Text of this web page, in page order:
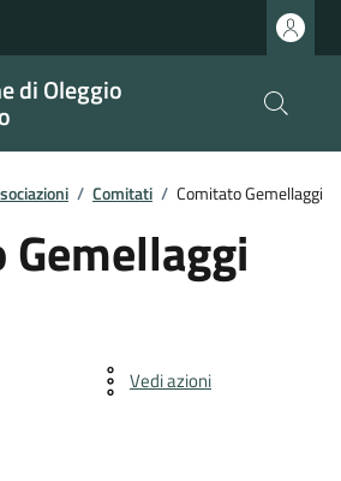
di Oleggio
/ Comitati / Comitato Gemellaggi
Vedi azioni